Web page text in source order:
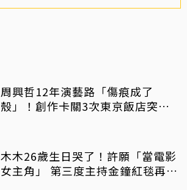
周興哲12年演藝路「傷痕成了
殼」！創作卡關3次東京飯店突找
木木26歲生日哭了！許願「當電影
女主角」 第三度主持金鐘紅毯再喊